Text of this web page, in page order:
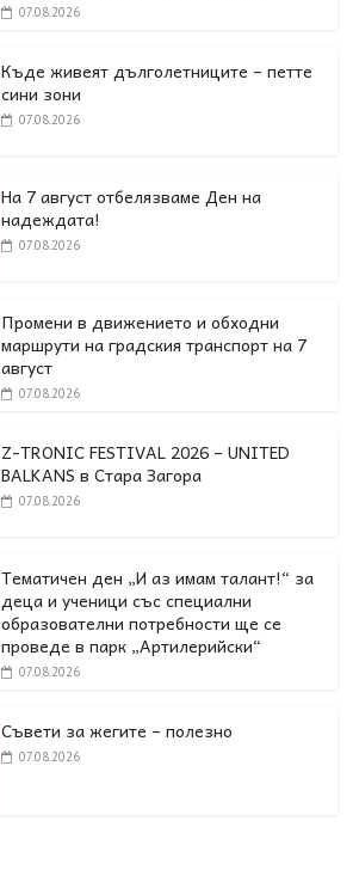
07.08.2026
Къде живеят дълголетниците – петте
сини зони
07.08.2026
На 7 август отбелязваме Ден на
надеждата!
07.08.2026
Промени в движението и обходни
маршрути на градския транспорт на 7
август
07.08.2026
Z-TRONIC FESTIVAL 2026 – UNITED
BALKANS в Стара Загора
07.08.2026
Тематичен ден „И аз имам талант!“ за
деца и ученици със специални
образователни потребности ще се
проведе в парк „Артилерийски“
07.08.2026
Съвети за жегите – полезно
07.08.2026